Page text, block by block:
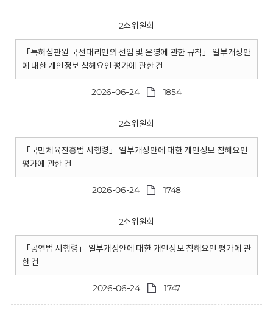
2소위원회
「특허심판원 국선대리인의 선임 및 운영에 관한 규칙」 일부개정안
에 대한 개인정보 침해요인 평가에 관한 건
2026-06-24 1854
2소위원회
「국민체육진흥법 시행령」 일부개정안에 대한 개인정보 침해요인
평가에 관한 건
2026-06-24 1748
2소위원회
「공연법 시행령」 일부개정안에 대한 개인정보 침해요인 평가에 관
한 건
2026-06-24 1747